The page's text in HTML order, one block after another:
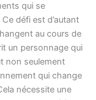
qui se
défi est d’autant
au cours de
un personnage qui
non seulement
qui change
nécessite une